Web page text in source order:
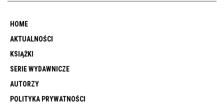
HOME
AKTUALNOŚCI
KSIĄŻKI
SERIE WYDAWNICZE
AUTORZY
POLITYKA PRYWATNOŚCI